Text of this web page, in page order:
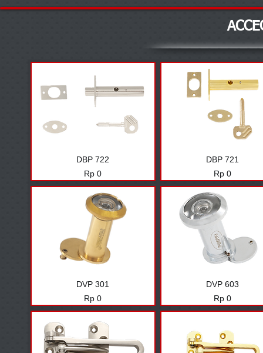
DBP 722
Harga
Rp 0
DBP 721
Harga
Rp 0
DVP 301
Harga
Rp 0
DVP 603
Harga
Rp 0